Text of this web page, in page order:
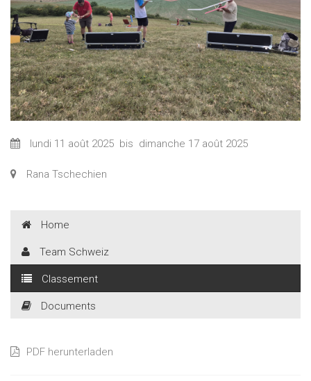
lundi 11 août 2025 bis dimanche 17 août 2025
Rana Tschechien
Home
Team Schweiz
Classement
Documents
PDF herunterladen